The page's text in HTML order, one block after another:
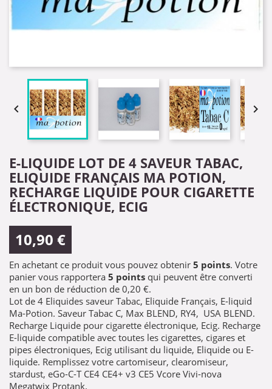
 
E-LIQUIDE LOT DE 4 SAVEUR TABAC,
ELIQUIDE FRANÇAIS MA POTION,
RECHARGE LIQUIDE POUR CIGARETTE
ÉLECTRONIQUE, ECIG
10,90 €
En achetant ce produit vous pouvez obtenir 5 points. Votre
panier vous rapportera 5 points qui peuvent être converti
en un bon de réduction de 0,20 €.
Lot de 4 Eliquides saveur Tabac, Eliquide Français, E-liquid
Ma-Potion. Saveur Tabac C, Max BLEND, RY4, USA BLEND.
Recharge Liquide pour cigarette électronique, Ecig. Recharge
E-liquide compatible avec toutes les cigarettes, cigares et
pipes électroniques, Ecig utilisant du liquide, Eliquide ou E-
liquide. Remplissez votre cartomiseur, clearomiseur,
stardust, eGo-C-T CE4 CE4+ v3 CE5 Vcore Vivi-nova
Megatwix Protank.